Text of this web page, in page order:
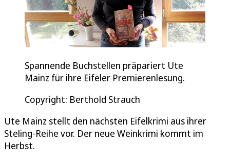
Spannende Buchstellen präpariert Ute
Mainz für ihre Eifeler Premierenlesung.
Copyright: Berthold Strauch
Ute Mainz stellt den nächsten Eifelkrimi aus ihrer
Steling-Reihe vor. Der neue Weinkrimi kommt im
Herbst.